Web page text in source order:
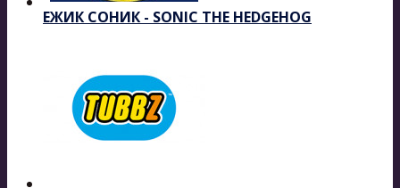
ЕЖИК СОНИК - SONIC THE HEDGEHOG